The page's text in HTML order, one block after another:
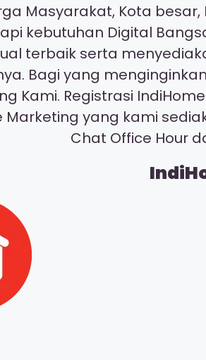
Masyarakat, Kota
kebutuhan Digital
terbaik serta
Bagi yang
Kami. Registrasi
Marketing yang kami
Chat Office Hour